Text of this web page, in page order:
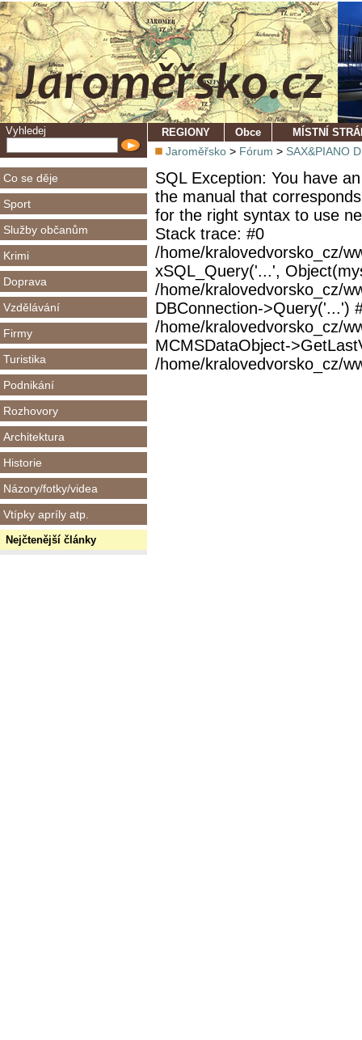
Vyhledej
Co se děje
Sport
Služby občanům
Krimi
Doprava
Vzdělávání
Firmy
Turistika
Podnikání
Rozhovory
Architektura
Historie
Názory/fotky/videa
Vtípky apríly atp.
Nejčtenější články
REGIONY Obce MÍSTNÍ
Jaroměřsko > Fórum > SAX&PIANO
SQL Exception: You have
the manual that
for the right syntax to use
Stack trace: #0
/home/kralovedvorsko_cz/
xSQL_Query('...',
/home/kralovedvorsko_cz/
DBConnection->Query('...')
/home/kralovedvorsko_cz/
MCMSDataObject-
/home/kralovedvorsko_cz/